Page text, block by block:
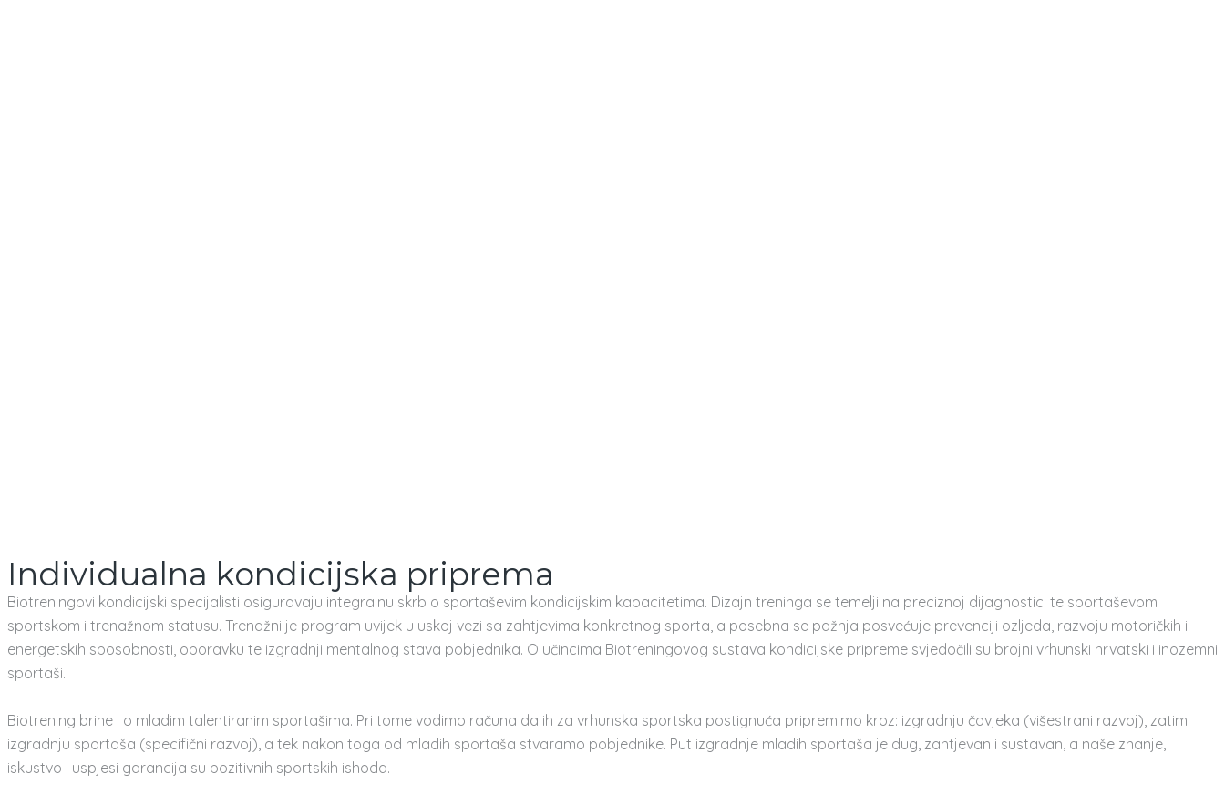
Individualna kondicijska priprema
Biotreningovi kondicijski specijalisti osiguravaju integralnu skrb o sportaševim kondicijskim kapacitetima. Dizajn treninga se temelji na preciznoj dijagnostici te sportaševom
sportskom i trenažnom statusu. Trenažni je program uvijek u uskoj vezi sa zahtjevima konkretnog sporta, a posebna se pažnja posvećuje prevenciji ozljeda, razvoju motoričkih i
energetskih sposobnosti, oporavku te izgradnji mentalnog stava pobjednika. O učincima Biotreningovog sustava kondicijske pripreme svjedočili su brojni vrhunski hrvatski i inozemni
sportaši.
Biotrening brine i o mladim talentiranim sportašima. Pri tome vodimo računa da ih za vrhunska sportska postignuća pripremimo kroz: izgradnju čovjeka (višestrani razvoj), zatim
izgradnju sportaša (specifični razvoj), a tek nakon toga od mladih sportaša stvaramo pobjednike. Put izgradnje mladih sportaša je dug, zahtjevan i sustavan, a naše znanje,
iskustvo i uspjesi garancija su pozitivnih sportskih ishoda.